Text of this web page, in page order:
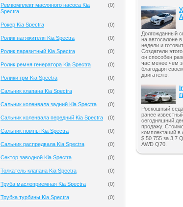
Ремкомплект масляного насоса Kia
Spectra
(0)
Рокер Kia Spectra (0)
Ролик натяжителя Kia Spectra (0)
Ролик паразитный Kia Spectra (0)
Ролик ремня генератора Kia Spectra (0)
Ролики грм Kia Spectra (0)
Сальник клапана Kia Spectra (0)
Сальник коленвала задний Kia Spectra (0)
Сальник коленвала передний Kia Spectra (0)
Сальник помпы Kia Spectra (0)
Сальник распредвала Kia Spectra (0)
Сектор заводной Kia Spectra (0)
Толкатель клапана Kia Spectra (0)
Труба маслоприемная Kia Spectra (0)
Трубка турбины Kia Spectra (0)
Долгожданный
на автосалоне
недели и
Создатели
он способен
час менее чем
благодаря
двигателю.
Роскошный
ранее
сегодняшний
продажу.
комплектаций в
$ 50 755 за 3,7
AWD Q70.